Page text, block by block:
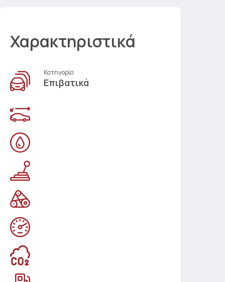
Χαρακτηριστικά
Κατηγορία
Επιβατικά